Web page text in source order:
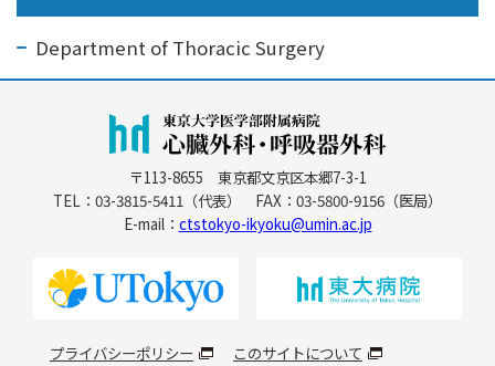
Department of Thoracic Surgery
〒113-8655 東京都文京区本郷7-3-1
TEL：03-3815-5411（代表） FAX：03-5800-9156（医局）
E-mail： ctstokyo-ikyoku@umin.ac.jp
プライバシーポリシー このサイトについて